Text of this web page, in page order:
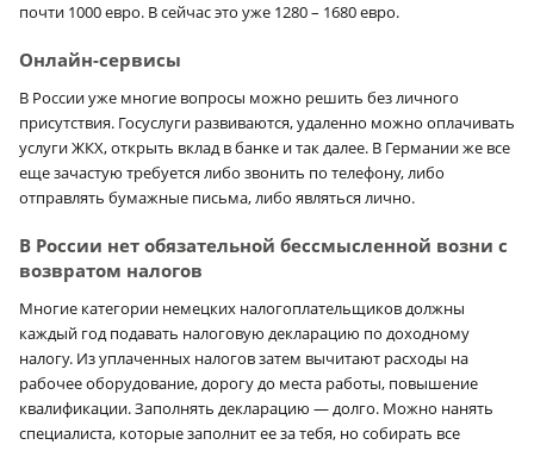
почти 1000 евро. В сейчас это уже 1280 – 1680 евро.
Онлайн-сервисы
В России уже многие вопросы можно решить без личного
присутствия. Госуслуги развиваются, удаленно можно оплачивать
услуги ЖКХ, открыть вклад в банке и так далее. В Германии же все
еще зачастую требуется либо звонить по телефону, либо
отправлять бумажные письма, либо являться лично.
В России нет обязательной бессмысленной возни с
возвратом налогов
Многие категории немецких налогоплательщиков должны
каждый год подавать налоговую декларацию по доходному
налогу. Из уплаченных налогов затем вычитают расходы на
рабочее оборудование, дорогу до места работы, повышение
квалификации. Заполнять декларацию — долго. Можно нанять
специалиста, которые заполнит ее за тебя, но собирать все